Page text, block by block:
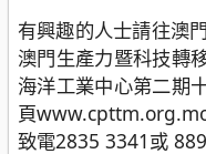
有興趣的人士請往澳
澳門生產力暨科技轉
海洋工業中心第二期
頁
致電2835 3341或